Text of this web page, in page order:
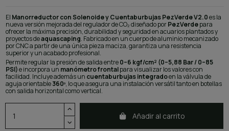
El Manorreductor con Solenoide y Cuentaburbujas PezVerde V2.0es la
nueva versión mejorada del regulador de CO₂ diseñado porPezVerdepara
ofrecer la máxima precisión, durabilidad y seguridad en acuarios plantados y
proyectos deaquascaping. Fabricado en un cuerpo de aluminio mecanizado
por CNC a partir de una única pieza maciza, garantiza una resistencia
superior y un acabado profesional.
Permite regular la presión de salida entre0–6 kgf/cm² (0–5,88 Bar / 0–85
PSI)e incorpora un manómetro frontalpara visualizar los valores con
facilidad. Incluye además un cuentaburbujas integradoen la válvula de
aguja orientable360º, lo que asegura una instalación versátil tanto en botellas
con salida horizontal como vertical.
Añadir al carrito